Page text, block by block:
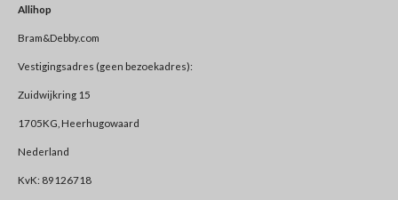
Allihop
Bram&Debby.com
Vestigingsadres (geen bezoekadres):
Zuidwijkring 15
1705KG, Heerhugowaard
Nederland
KvK: 89126718